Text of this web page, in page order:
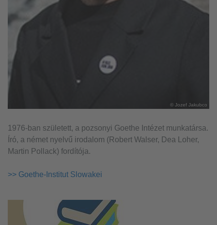
© Jozef Jakubco
1976-ban született, a pozsonyi Goethe Intézet munkatársa.
Író, a német nyelvű irodalom (Robert Walser, Dea Loher,
Martin Pollack) fordítója.
>> Goethe-Institut Slowakei